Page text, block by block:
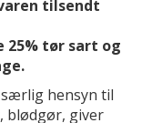
tilsendt
25% tør sart og
særlig hensyn til
blødgør, giver